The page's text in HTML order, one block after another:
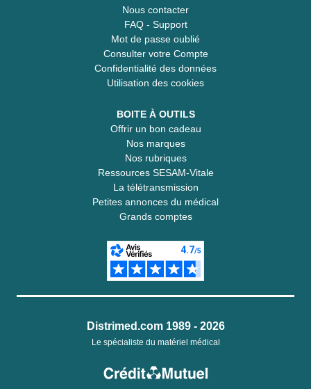
Nous contacter
FAQ - Support
Mot de passe oublié
Consulter votre Compte
Confidentialité des données
Utilisation des cookies
BOITE À OUTILS
Offrir un bon cadeau
Nos marques
Nos rubriques
Ressources SESAM-Vitale
La télétransmission
Petites annonces du médical
Grands comptes
Distrimed.com 1989 - 2026
Le spécialiste du matériel médical